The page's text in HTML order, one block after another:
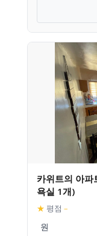
카위트의 아파
욕실 1개)
★ 평점 –